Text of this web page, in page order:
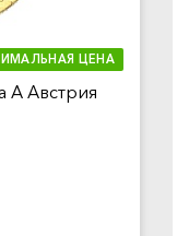
ЦЕНА
A Австрия